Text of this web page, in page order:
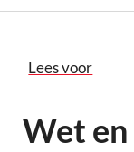
Lees voor
Wet